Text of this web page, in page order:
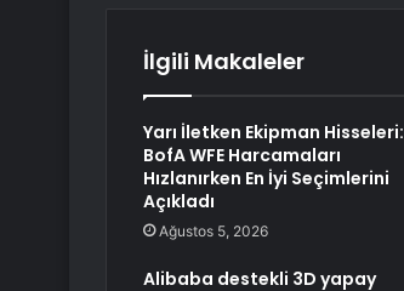
İlgili Makaleler
Yarı İletken Ekipman Hisseleri:
BofA WFE Harcamaları
Hızlanırken En İyi Seçimlerini
Açıkladı
Ağustos 5, 2026
Alibaba destekli 3D yapay